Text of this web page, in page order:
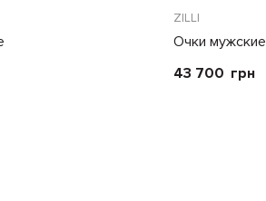
ZILLI
Очки мужские
43 700 грн